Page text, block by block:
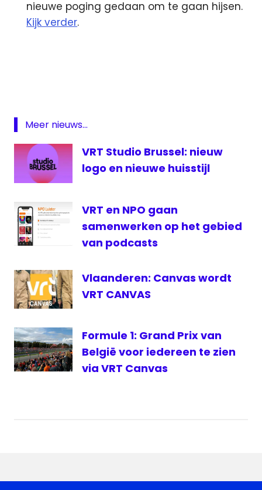
nieuwe poging gedaan om te gaan hijsen.
Kijk verder.
Pirate
SPOT
VRT
Meer nieuws...
VRT Studio Brussel: nieuw
logo en nieuwe huisstijl
VRT en NPO gaan
samenwerken op het gebied
van podcasts
Vlaanderen: Canvas wordt
VRT CANVAS
Formule 1: Grand Prix van
België voor iedereen te zien
via VRT Canvas